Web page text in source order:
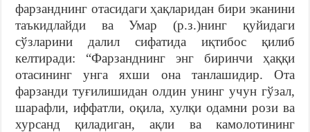
фарзанднинг отасидаги ҳақларидан бири эканини
таъкидлайди ва Умар (р.з.)нинг қуйидаги
сўзларини далил сифатида иқтибос қилиб
келтиради: “Фарзанднинг энг биринчи ҳаққи
отасининг унга яхши она танлашидир. Ота
фарзанди туғилишидан олдин унинг учун гўзал,
шарафли, иффатли, оқила, хулқи одамни рози ва
хурсанд қиладиган, ақли ва камолотининг